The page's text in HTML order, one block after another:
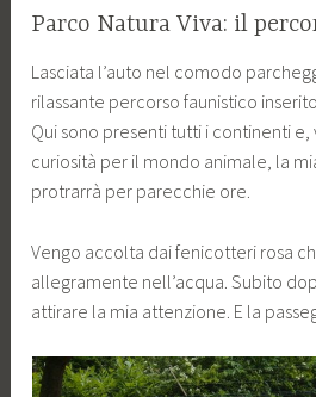
Parco Natura Viva: il
Lasciata l’auto nel comodo
rilassante percorso faunistico
Qui sono presenti tutti i continenti e,
curiosità per il mondo animale, la
protrarrà per parecchie ore.
Vengo accolta dai fenicotteri rosa
allegramente nell’acqua. Subito
attirare la mia attenzione. E la